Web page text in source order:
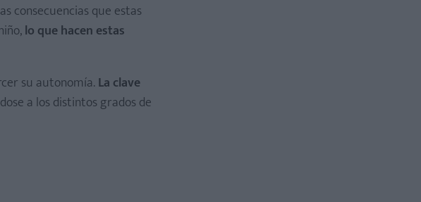
consecuencias que estas
lo que hacen estas
su autonomía. La clave
a los distintos grados de